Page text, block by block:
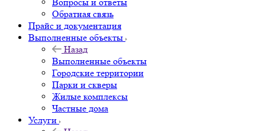
Обратная связь
Прайс и документация
Выполненные объекты
Назад
Выполненные объекты
Городские территории
Парки и скверы
Жилые комплексы
Частные дома
Услуги